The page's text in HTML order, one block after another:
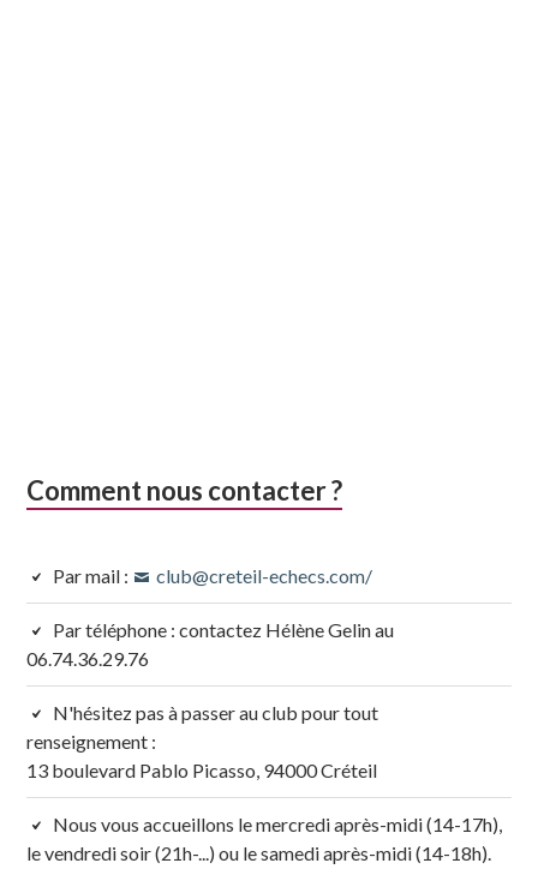
Comment nous contacter ?
Par mail : club@creteil-echecs.com/
Par téléphone : contactez Hélène Gelin au
06.74.36.29.76
N'hésitez pas à passer au club pour tout
renseignement :
13 boulevard Pablo Picasso, 94000 Créteil
Nous vous accueillons le mercredi après-midi (14-17h),
le vendredi soir (21h-...) ou le samedi après-midi (14-18h).